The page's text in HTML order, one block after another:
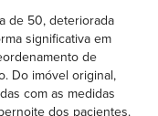
de 50, deteriorada
significativa em
de
Do imóvel original,
com as medidas
dos pacientes.